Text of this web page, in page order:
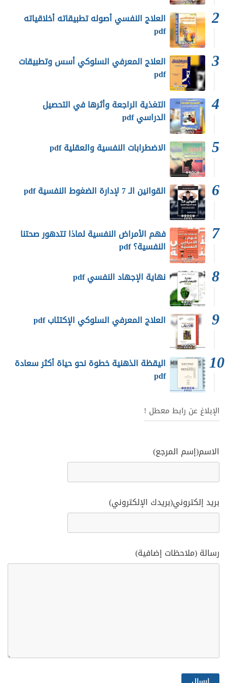
العلاج النفسي أصوله تطبيقاته أخلاقياته
pdf
العلاج المعرفي السلوكي أسس وتطبيقات
pdf
التغذية الراجعة وأثرها في التحصيل
الدراسي pdf
الاضطرابات النفسية والعقلية pdf
القوانين الـ 7 لإدارة الضغوط النفسية pdf
فهم الأمراض النفسية لماذا تتدهور صحتنا
النفسية؟ pdf
نهاية الإجهاد النفسي pdf
العلاج المعرفي السلوكي الإكتئاب pdf
اليقظة الذهنية خطوة نحو حياة أكثر سعادة
pdf
الإبلاغ عن رابط معطل !
الاسم(إسم المرجع)
بريد إلكتروني(بريدك الإلكتروني)
رسالة (ملاحظات إضافية)